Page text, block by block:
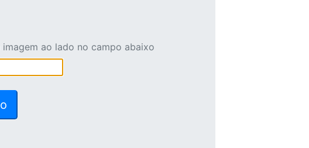
ao lado no campo abaixo